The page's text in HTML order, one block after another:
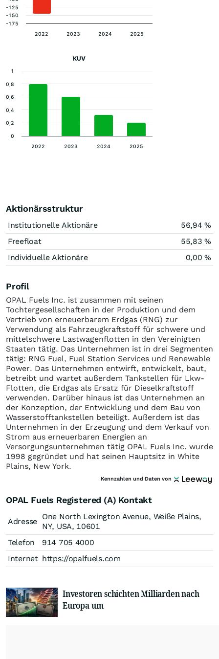
2022 2023 2024 2025
-175
-150
-125
KUV
2022 2023 2024 2025
0
0,2
0,4
0,6
0,8
1
Aktionärsstruktur
Institutionelle Aktionäre
56,94 %
Freefloat
55,83 %
Individuelle Aktionäre
0,00 %
Profil
OPAL Fuels Inc. ist zusammen mit seinen
Tochtergesellschaften in der Produktion und dem
Vertrieb von erneuerbarem Erdgas (RNG) zur
Verwendung als Fahrzeugkraftstoff für schwere und
mittelschwere Lastwagenflotten in den Vereinigten
Staaten tätig. Das Unternehmen ist in drei Segmenten
tätig: RNG Fuel, Fuel Station Services und Renewable
Power. Das Unternehmen entwirft, entwickelt, baut,
betreibt und wartet außerdem Tankstellen für Lkw-
Flotten, die Erdgas als Ersatz für Dieselkraftstoff
verwenden. Darüber hinaus ist das Unternehmen an
der Konzeption, der Entwicklung und dem Bau von
Wasserstofftankstellen beteiligt. Außerdem ist das
Unternehmen in der Erzeugung und dem Verkauf von
Strom aus erneuerbaren Energien an
Versorgungsunternehmen tätig OPAL Fuels Inc. wurde
1998 gegründet und hat seinen Hauptsitz in White
Plains, New York.
Kennzahlen und Daten von
OPAL Fuels Registered (A) Kontakt
Adresse
One North Lexington Avenue, Weiße Plains,
NY, USA, 10601
Telefon
914 705 4000
Internet https://opalfuels.com
Investoren schichten Milliarden nach
Europa um